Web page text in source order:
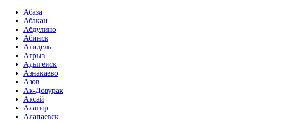
Абаза
Абакан
Абдулино
Абинск
Агидель
Агрыз
Адыгейск
Азнакаево
Азов
Ак-Довурак
Аксай
Алагир
Алапаевск